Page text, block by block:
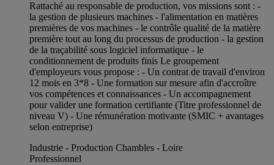
Rattaché au responsable de production, vos missions sont : -
la gestion de plusieurs machines - l'alimentation en matières
premières de vos machines - le contrôle qualité de la matière
première tout au long du processus de production - la gestion
de la traçabilité sous logiciel informatique - le
conditionnement de produits finis Le groupement
d'employeurs vous propose : - Un contrat de travail d'environ
12 mois en 3*8 - Une formation sur mesure afin d'accroître
vos compétences et connaissances - Un accompagnement
pour valider une formation certifiante (Titre professionnel de
niveau V) - Une rémunération motivante (SMIC + avantages
selon entreprise)
Industrie - Production Chambles - Loire
Professionnel